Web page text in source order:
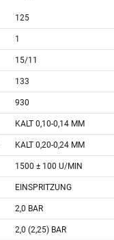
125
1
15/11
133
930
KALT 0,10-0,14 MM
KALT 0,20-0,24 MM
1500 ± 100 U/MIN
EINSPRITZUNG
2,0 BAR
2,0 (2,25) BAR